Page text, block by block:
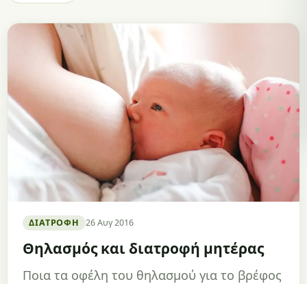
ΔΙΑΤΡΟΦΉ 26 Αυγ 2016
Θηλασμός και διατροφή μητέρας
Ποια τα οφέλη του θηλασμού για το βρέφος